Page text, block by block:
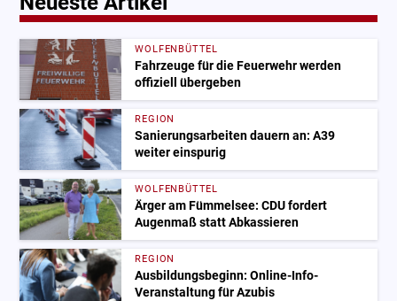
WOLFENBÜTTEL
Fahrzeuge für die Feuerwehr werden
offiziell übergeben
REGION
Sanierungsarbeiten dauern an: A39
weiter einspurig
WOLFENBÜTTEL
Ärger am Fümmelsee: CDU fordert
Augenmaß statt Abkassieren
REGION
Ausbildungsbeginn: Online-Info-
Veranstaltung für Azubis